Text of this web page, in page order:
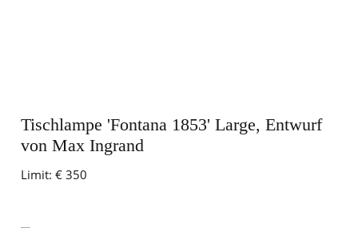
Tischlampe 'Fontana 1853' Large, Entwurf
von Max Ingrand
Limit: € 350